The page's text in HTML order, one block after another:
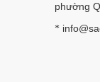
phường
*